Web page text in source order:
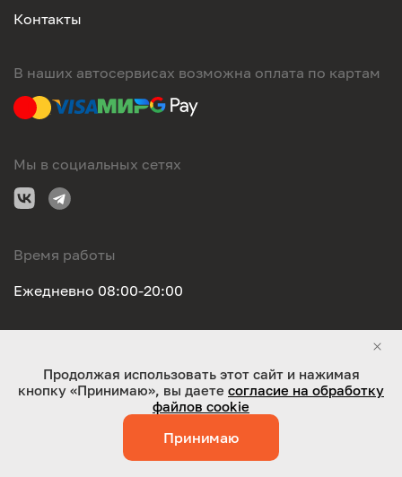
Контакты
В наших автосервисах возможна оплата по картам
Мы в социальных сетях
Время работы
Ежедневно 08:00-20:00
ООО "Оригинал-сервис". Все права защищены 2026
Работает на технологиях:Jaky
Продолжая использовать этот сайт и нажимая
кнопку «Принимаю», вы даете согласие на обработку
файлов cookie
Принимаю